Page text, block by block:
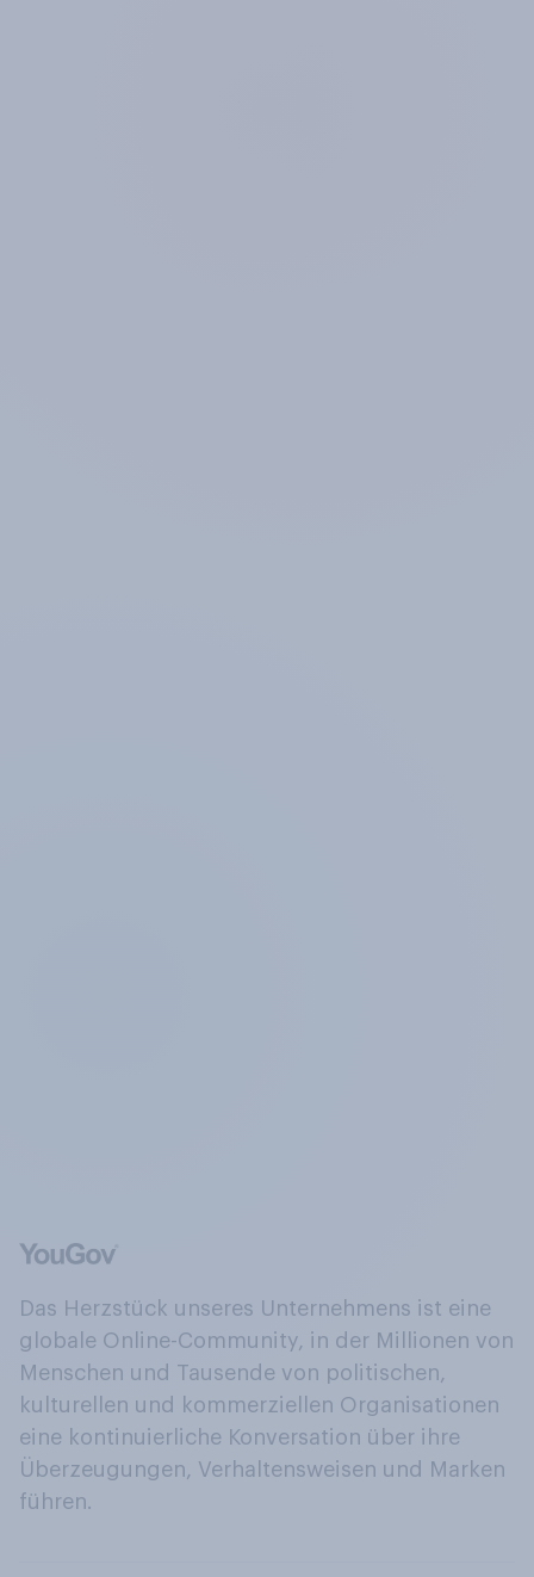
Das Herzstück unseres Unternehmens ist eine
globale Online-Community, in der Millionen von
Menschen und Tausende von politischen,
kulturellen und kommerziellen Organisationen
eine kontinuierliche Konversation über ihre
Überzeugungen, Verhaltensweisen und Marken
führen.